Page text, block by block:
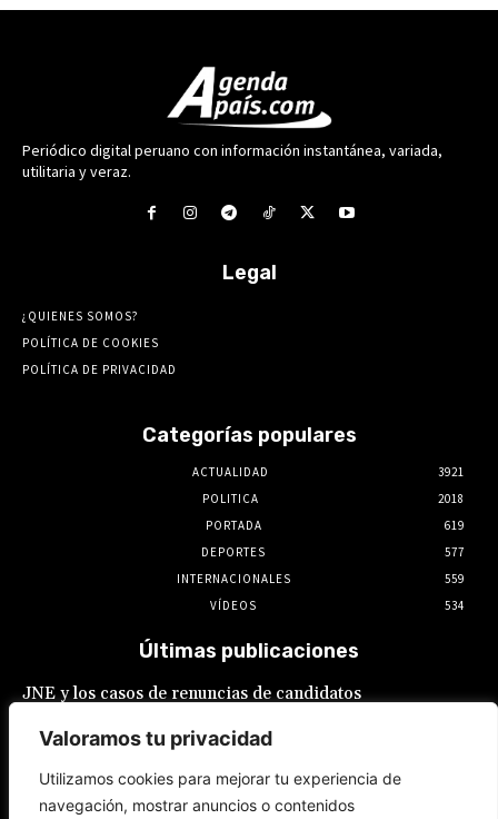
Valoramos tu privacidad
Utilizamos cookies para mejorar tu experiencia de
navegación, mostrar anuncios o contenidos
Periódico digital peruano con información instantánea, variada,
utilitaria y veraz.
Legal
¿QUIENES SOMOS?
POLÍTICA DE COOKIES
POLÍTICA DE PRIVACIDAD
Categorías populares
ACTUALIDAD
3921
POLITICA
2018
PORTADA
619
DEPORTES
577
INTERNACIONALES
559
VÍDEOS
534
Últimas publicaciones
JNE y los casos de renuncias de candidatos
Constitución está por encima del reglamento